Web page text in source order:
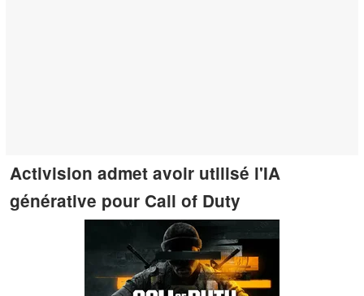
Activision admet avoir utilisé l'IA
générative pour Call of Duty